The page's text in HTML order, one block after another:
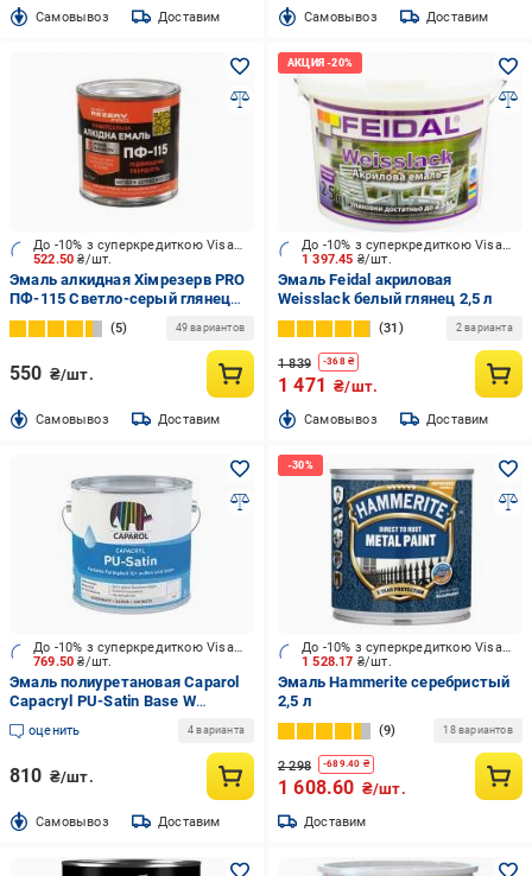
Cамовывоз Доставим Cамовывоз Доставим
522.50₴/шт.
До -10% з суперкредиткою Visa Вигода
Эмаль алкидная Хімрезерв PRO
ПФ-115 Светло-серый глянец
2,8 кг
5 49 вариантов
550 ₴/шт.
Cамовывоз Доставим
1 397.45 ₴/шт.
До -10% з суперкредиткою Visa Вигода
Эмаль Feidal акриловая
Weisslack белый глянец 2,5 л
31 2 варианта
1 839 -368₴
1 471 ₴/шт.
Cамовывоз Доставим
769.50₴/шт.
До -10% з суперкредиткою Visa Вигода
Эмаль полиуретановая Caparol
Capacryl PU-Satin Base W
шелковистый мат белая 0,7 л
оценить 4 варианта
810 ₴/шт.
Cамовывоз Доставим
1 528.17 ₴/шт.
До -10% з суперкредиткою Visa Вигода
Эмаль Hammerite серебристый
2,5 л
9 18 вариантов
2 298 -689.40 ₴
1 608.60 ₴/шт.
Доставим